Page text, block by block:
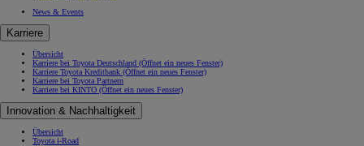
News & Events
Karriere
Übersicht
Karriere bei Toyota Deutschland (Öffnet ein neues Fenster)
Karriere Toyota Kreditbank (Öffnet ein neues Fenster)
Karriere bei Toyota Partnern
Karriere bei KINTO (Öffnet ein neues Fenster)
Innovation & Nachhaltigkeit
Übersicht
Toyota i-Road